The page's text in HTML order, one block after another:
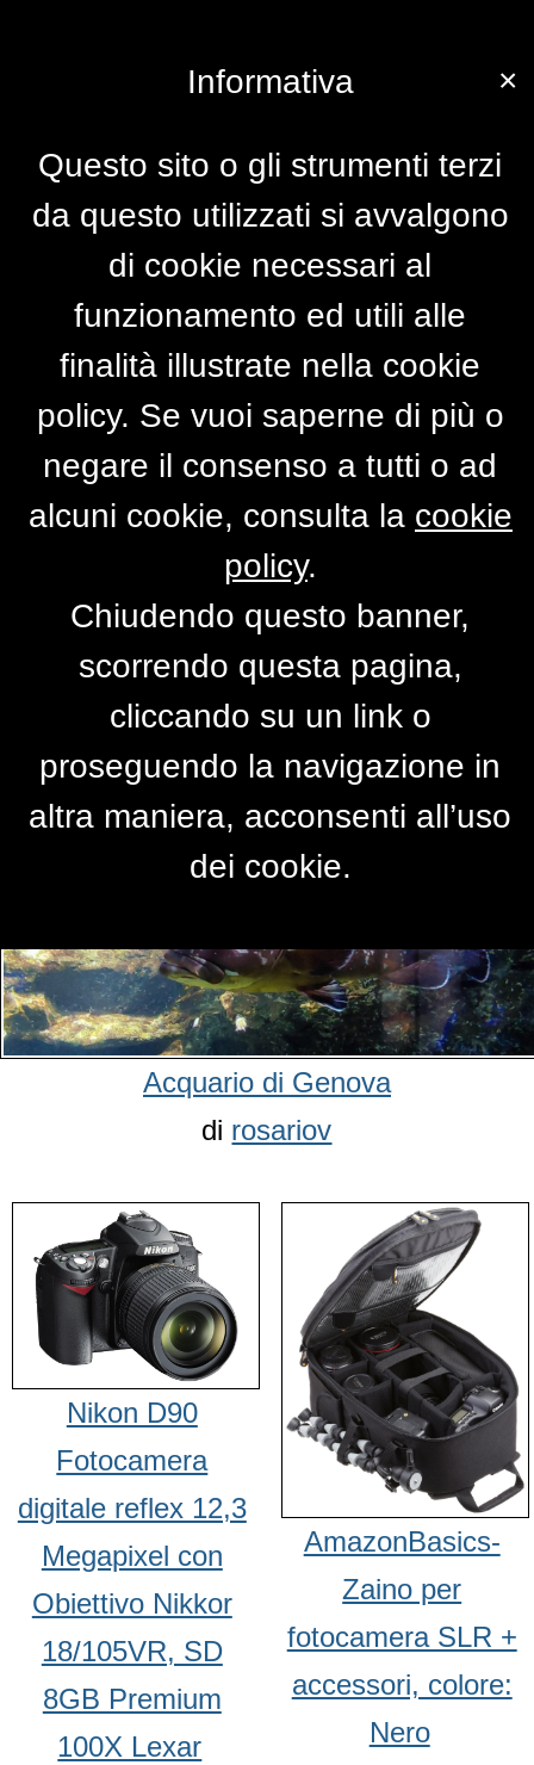
Per accedere alla versione completa del
clicca qui
PRIMO PIANO
Acquario di Genova
di rosariov
Nikon D90
Fotocamera
digitale reflex 12,3
Megapixel con
Obiettivo Nikkor
18/105VR, SD
8GB Premium
100X Lexar
AmazonBasics-
Zaino per
fotocamera SLR +
accessori, colore:
Nero
×
Informativa
Questo sito o gli strumenti terzi
da questo utilizzati si avvalgono
di cookie necessari al
funzionamento ed utili alle
finalità illustrate nella cookie
policy. Se vuoi saperne di più o
negare il consenso a tutti o ad
alcuni cookie, consulta la cookie
policy.
Chiudendo questo banner,
scorrendo questa pagina,
cliccando su un link o
proseguendo la navigazione in
altra maniera, acconsenti all’uso
dei cookie.